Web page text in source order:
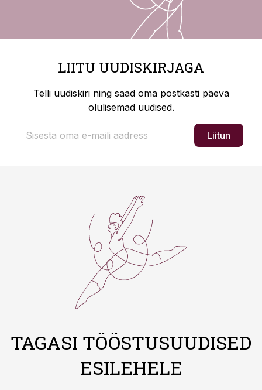
LIITU UUDISKIRJAGA
Telli uudiskiri ning saad oma postkasti päeva
olulisemad uudised.
Liitun
TAGASI TÖÖSTUSUUDISED
ESILEHELE